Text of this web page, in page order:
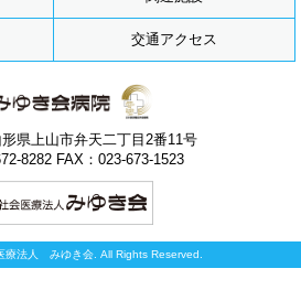
交通アクセス
県上山市弁天二丁目2番11号
8282 FAX：023-673-1523
療法人 みゆき会. All Rights Reserved.